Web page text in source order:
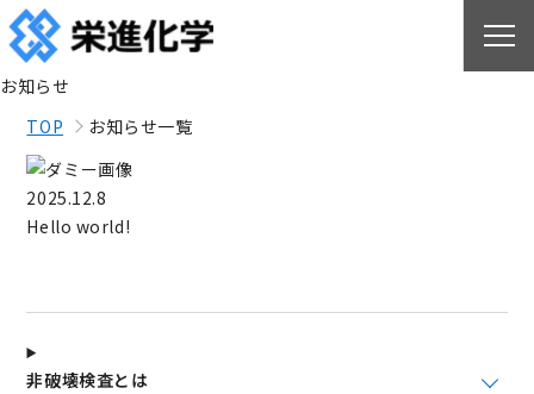
お知らせ
TOP
お知らせ一覧
2025.12.8
Hello world!
非破壊検査とは